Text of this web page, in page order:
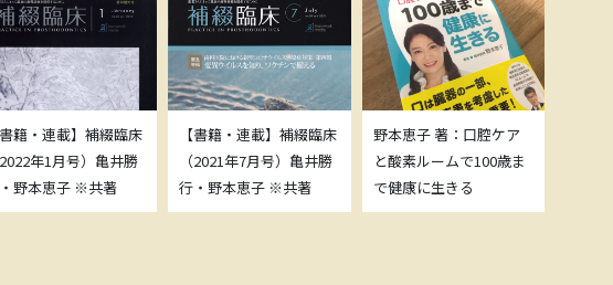
書籍・連載】補綴臨床
2022年1月号）亀井勝
野本恵子 ※共著
【書籍・連載】補綴臨床
（2021年7月号）亀井勝
行・野本恵子 ※共著
野本恵子 著：口腔ケア
と酸素ルームで100歳ま
で健康に生きる